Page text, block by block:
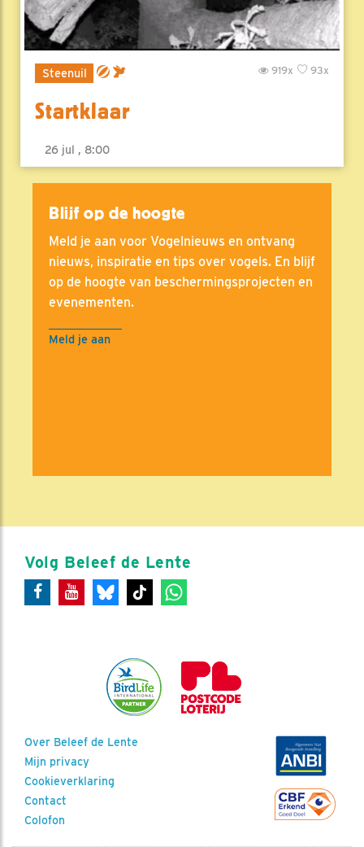
Steenuil 93x
919x
Startklaar
26 jul , 8:00
Blijf op de hoogte
Meld je aan voor Vogelnieuws en ontvang
nieuws, inspiratie en tips over vogels. En blijf
op de hoogte van beschermingsprojecten en
evenementen.
Meld je aan
Volg Beleef de Lente
Over Beleef de Lente
Mijn privacy
Cookieverklaring
Contact
Colofon